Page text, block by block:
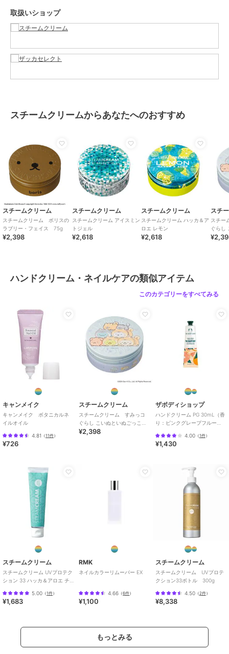
取扱いショップ
スチームクリームからあなたへのおすすめ
スチームクリーム
スチームクリーム ボリスの
ラブリー・フェイス 75g
¥2,398
スチームクリーム
スチームクリーム アイスミン
トジェル
¥2,618
スチームクリーム
スチームクリーム ハッカ＆ア
ロエ レモン
¥2,618
スチ
スチー
ぐら
75g
ハンドクリーム・ネイルケアの類似アイテム
このカテゴリーをすべてみる
キャンメイク
キャンメイク ボタニカルネ
イルオイル
4.81 （11件）
¥726
スチームクリーム
スチームクリーム すみっコ
ぐらし こいぬといぬごっこ
75g
¥2,398
ザボディショップ
ハンドクリーム PG 30mL（香
り：ピンクグレープフルー
4.00（1件）
¥1,430
スチームクリーム
スチームクリーム UVプロテク
ション 33 ハッカ＆アロエ チ
5.00 （1件）
¥1,683
RMK
ネイルカラーリムーバー EX
4.66 （6件）
¥1,100
スチームクリーム
スチームクリーム UVプロテ
クション33ボトル 300g
4.50（2件）
¥8,338
もっとみる